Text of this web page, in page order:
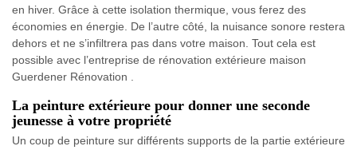
en hiver. Grâce à cette isolation thermique, vous ferez des
économies en énergie. De l’autre côté, la nuisance sonore restera
dehors et ne s’infiltrera pas dans votre maison. Tout cela est
possible avec l’entreprise de rénovation extérieure maison
Guerdener Rénovation .
La peinture extérieure pour donner une seconde
jeunesse à votre propriété
Un coup de peinture sur différents supports de la partie extérieure